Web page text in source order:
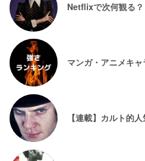
Netflixで次何観る？
マンガ・アニメキ
【連載】カルト的